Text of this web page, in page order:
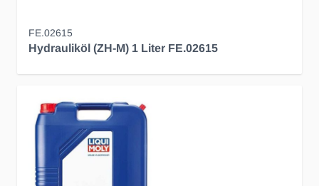
FE.02615
Hydrauliköl (ZH-M) 1 Liter FE.02615